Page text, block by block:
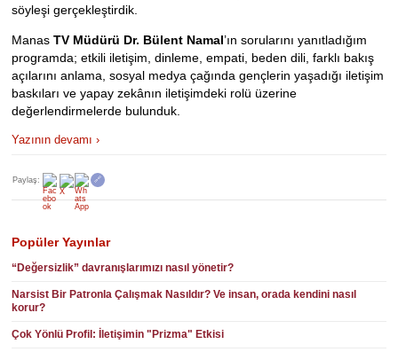
söyleşi gerçekleştirdik.
Manas TV Müdürü Dr. Bülent Namal’ın sorularını yanıtladığım
programda; etkili iletişim, dinleme, empati, beden dili, farklı bakış
açılarını anlama, sosyal medya çağında gençlerin yaşadığı iletişim
baskıları ve yapay zekânın iletişimdeki rolü üzerine
değerlendirmelerde bulunduk.
Yazının devamı ›
Paylaş: 🔗
Popüler Yayınlar
“Değersizlik” davranışlarımızı nasıl yönetir?
Narsist Bir Patronla Çalışmak Nasıldır? Ve insan, orada kendini nasıl
korur?
Çok Yönlü Profil: İletişimin "Prizma" Etkisi